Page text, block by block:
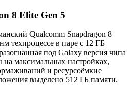
8 Elite Gen 5
Qualcomm Snapdragon 8
техпроцессе в паре с 12 ГБ
под Galaxy версия чипа
максимальных настройках,
и ресурсоёмкие
выделено 512 ГБ памяти.